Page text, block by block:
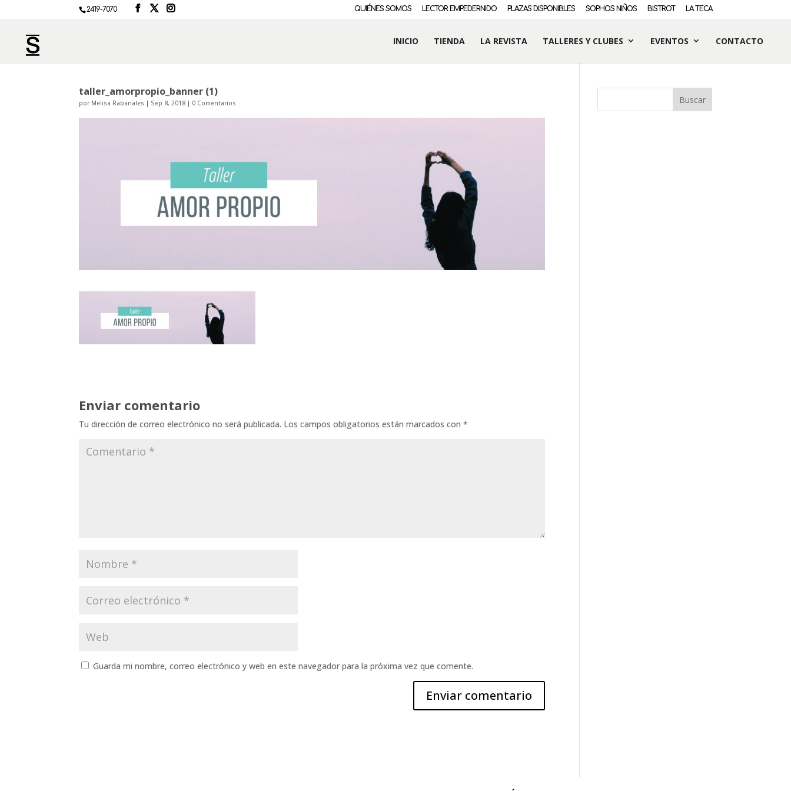
2419-7070 QUIÉNES SOMOS LECTOR EMPEDERNIDO PLAZAS DISPONIBLES SOPHOS NIÑOS BISTROT LA TECA
INICIO TIENDA LA REVISTA TALLERES Y CLUBES EVENTOS CONTACTO
taller_amorpropio_banner (1)
por Melisa Rabanales | Sep 8, 2018 | 0 Comentarios
Enviar comentario
Tu dirección de correo electrónico no será publicada. Los campos obligatorios están marcados con*
Guarda mi nombre, correo electrónico y web en este navegador para la próxima vez que comente.